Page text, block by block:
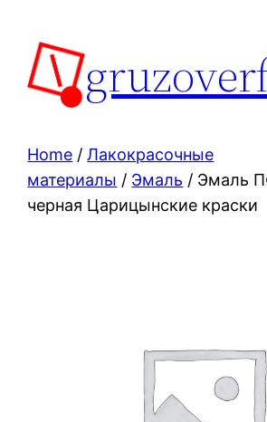
content
Home /Лакокрасочные
материалы / Эмаль / Эмаль
черная Царицынские краски